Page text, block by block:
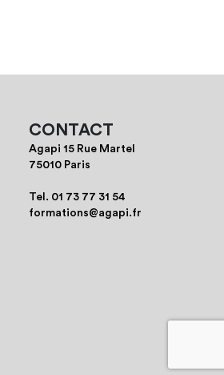
CONTACT
Agapi 15 Rue Martel
75010 Paris
Tel. 01 73 77 31 54
formations@agapi.fr